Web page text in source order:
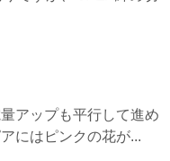
アップも平行して進め
にはピンクの花が...